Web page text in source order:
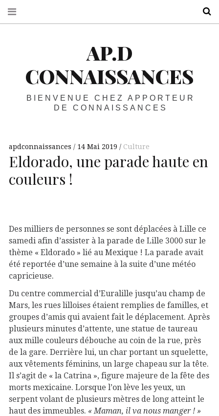
AP.D
CONNAISSANCES
BIENVENUE CHEZ APPORTEUR
DE CONNAISSANCES
apdconnaissances 14 Mai 2019 Culture
Eldorado, une parade haute en
couleurs !
Des milliers de personnes se sont déplacées à Lille ce
samedi afin d’assister à la parade de Lille 3000 sur le
thème « Eldorado » lié au Mexique ! La parade avait
été reportée d’une semaine à la suite d’une météo
capricieuse.
Du centre commercial d’Euralille jusqu’au champ de
Mars, les rues lilloises étaient remplies de familles, et
groupes d’amis qui avaient fait le déplacement. Après
plusieurs minutes d’attente, une statue de taureau
aux mille couleurs débouche au coin de la rue, près
de la gare. Derrière lui, un char portant un squelette,
aux vêtements féminins, un large chapeau sur la tête.
Il s’agit de « la Catrina », figure majeure de la fête des
morts mexicaine. Lorsque l’on lève les yeux, un
serpent volant de plusieurs mètres de long atteint le
haut des immeubles. « Maman, il va nous manger ! »